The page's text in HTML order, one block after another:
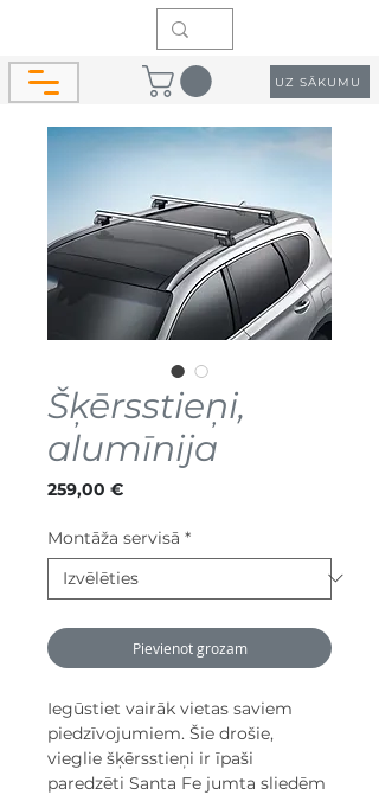
UZ SĀKUMU
Šķērsstieņi,
alumīnija
259,00 €Cena
Montāža servisā *
Pievienot grozam
Iegūstiet vairāk vietas saviem
piedzīvojumiem. Šie drošie,
vieglie šķērsstieņi ir īpaši
paredzēti Santa Fe jumta sliedēm